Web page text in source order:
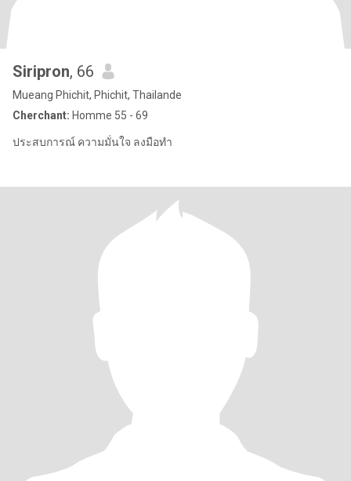
Siripron, 66
Mueang Phichit, Phichit, Thailande
Cherchant: Homme 55 - 69
ประสบการณ์​ ความมั่นใจ​ ลงมือทำ